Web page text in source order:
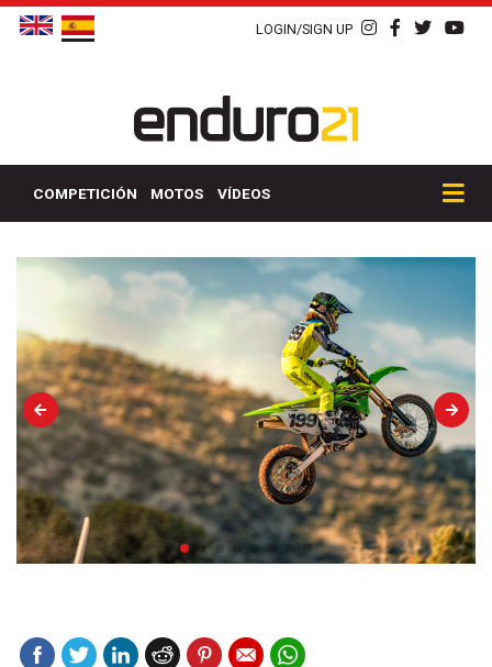
LOGIN/SIGN UP
COMPETICIÓN MOTOS VÍDEOS